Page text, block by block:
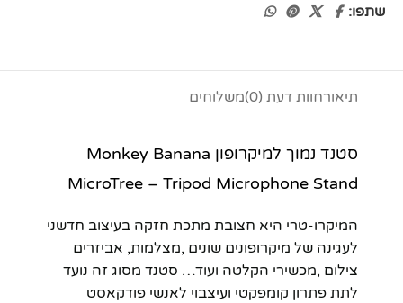
שתפו:
תיאורחוות דעת (0) משלוחים
סטנד נמוך למיקרופון Monkey Banana
MicroTree – Tripod Microphone Stand
המיקרו-טרי היא חצובת מתכת חזקה בעיצוב חדשני
לעגינה של מיקרופונים שונים ,מצלמות, אביזרים
צילום ,מכשירי הקלטה ועוד… סטנד מסוג זה נועד
לתת פתרון קומפקטי ועיצבוי לאנשי פודקאסט